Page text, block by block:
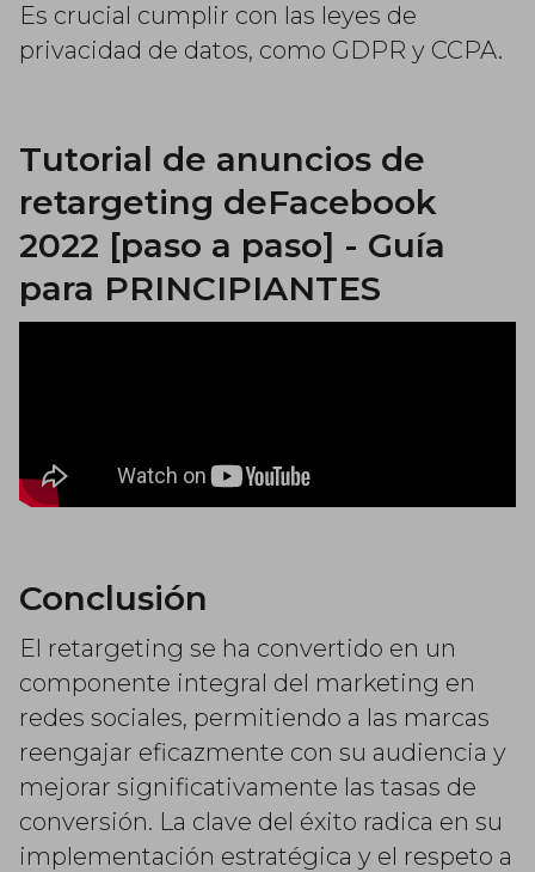
Es crucial cumplir con las leyes de
privacidad de datos, como GDPR y CCPA.
Tutorial de anuncios de
retargeting deFacebook
2022 [paso a paso] - Guía
para PRINCIPIANTES
Conclusión
El retargeting se ha convertido en un
componente integral del marketing en
redes sociales, permitiendo a las marcas
reengajar eficazmente con su audiencia y
mejorar significativamente las tasas de
conversión. La clave del éxito radica en su
implementación estratégica y el respeto a